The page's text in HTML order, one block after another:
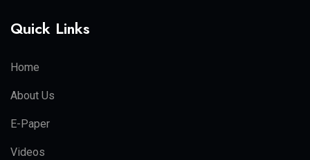
Quick Links
Home
About Us
E-Paper
Videos